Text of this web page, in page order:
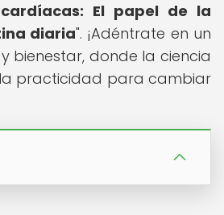
El papel de la
diaria". ¡Adéntrate en un
bienestar, donde la ciencia
practicidad para cambiar